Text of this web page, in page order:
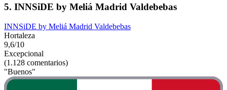
5. INNSiDE by Meliá Madrid Valdebebas
INNSiDE by Meliá Madrid Valdebebas
Hortaleza
9,6/10
Excepcional
(1.128 comentarios)
"Buenos"